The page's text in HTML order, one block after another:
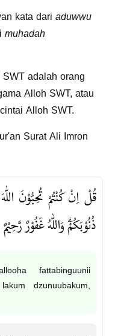
kata dari aduwwu
muhadah
adalah orang
Alloh SWT, atau
Alloh SWT.
Surat Ali Imron
قُلْ اِنْ كُنْتُمْ تُحِبُّوْنَ
ذُنُوْبَكُمْۗ وَاللّٰهُ غَفُوْرٌ رَّحِيْمٌ ۝٣١
fattabinguunii
dzunuubakum,